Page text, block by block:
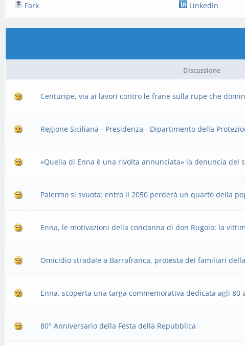
Fark
LinkedIn
Discussione
Centuripe, via ai lavori contro le frane sulla rupe che
Regione Siciliana - Presidenza - Dipartimento della
«Quella di Enna è una rivolta annunciata» la denuncia del
Palermo si svuota: entro il 2050 perderà un quarto della
Enna, le motivazioni della condanna di don Rugolo: la
Omicidio stradale a Barrafranca, protesta dei familiari
Enna, scoperta una targa commemorativa dedicata agli 80
80° Anniversario della Festa della Repubblica